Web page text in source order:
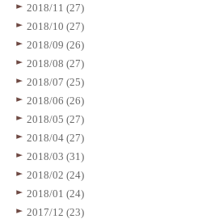
2018/11 (27)
2018/10 (27)
2018/09 (26)
2018/08 (27)
2018/07 (25)
2018/06 (26)
2018/05 (27)
2018/04 (27)
2018/03 (31)
2018/02 (24)
2018/01 (24)
2017/12 (23)